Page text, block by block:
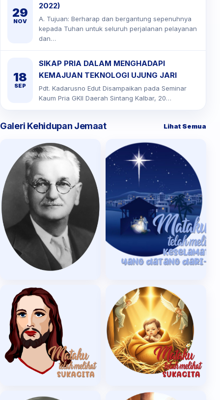
29
NOV
2022)
A. Tujuan: Berharap dan bergantung sepenuhnya
kepada Tuhan untuk seluruh perjalanan pelayanan
dan…
18
SEP
SIKAP PRIA DALAM MENGHADAPI
KEMAJUAN TEKNOLOGI UJUNG JARI
Pdt. Kadarusno Edut Disampaikan pada Seminar
Kaum Pria GKII Daerah Sintang Kalbar, 20…
Galeri Kehidupan Jemaat Lihat Semua